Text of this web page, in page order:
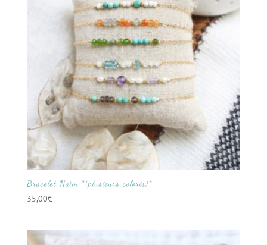
Bracelet Naïm *(plusieurs coloris)*
35,00€